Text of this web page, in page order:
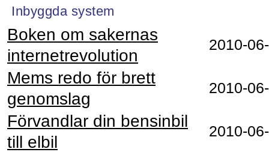
Inbyggda system
Boken om sakernas
internetrevolution
Mems redo för brett
genomslag
Förvandlar din bensinbil
till elbil